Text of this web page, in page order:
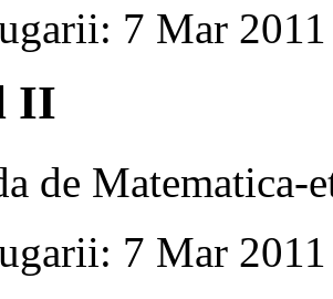
7 Mar 2011
II
de Matematica-
7 Mar 2011